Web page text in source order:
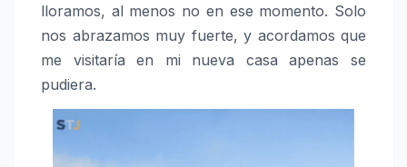
lloramos, al menos no en ese momento. Solo
nos abrazamos muy fuerte, y acordamos que
me visitaría en mi nueva casa apenas se
pudiera.